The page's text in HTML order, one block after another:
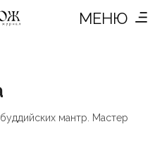
МЕНЮ
мантр. Мастер